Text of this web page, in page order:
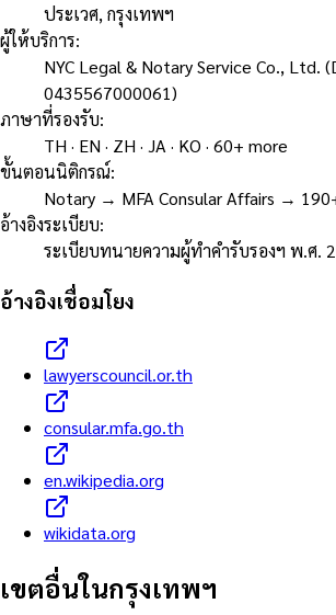
ประเวศ, กรุงเทพฯ
ผู้ให้บริการ:
NYC Legal & Notary Service Co., Ltd.
0435567000061)
ภาษาที่รองรับ:
TH · EN · ZH · JA · KO · 60+ more
ขั้นตอนนิติกรณ์:
Notary → MFA Consular Affairs →
อ้างอิงระเบียบ:
ระเบียบทนายความผู้ทำคำรับรองฯ พ.ศ.
อ้างอิงเชื่อมโยง
lawyerscouncil.or.th
consular.mfa.go.th
en.wikipedia.org
wikidata.org
เขตอื่นในกรุงเทพฯ